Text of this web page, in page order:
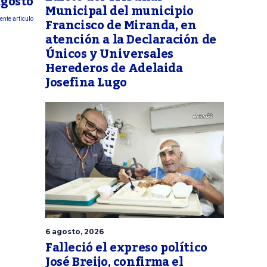
articulo Municipal del municipio
Francisco de Miranda, en
atención a la Declaración de
Únicos y Universales
Herederos de Adelaida
Josefina Lugo
6 agosto, 2026
Falleció el expreso político